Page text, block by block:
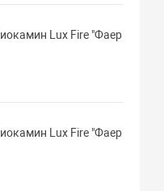
Lux Fire "Фаер
Lux Fire "Фаер